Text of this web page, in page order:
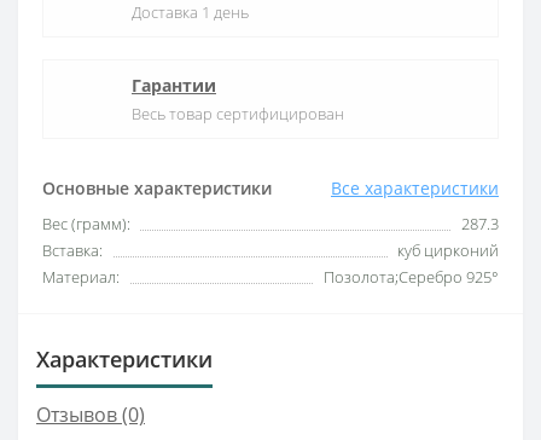
Основные характеристики Все характеристики
Вес (грамм):
287.3
Вставка:
куб цирконий
Материал:
Позолота;Серебро 925°
Доставка 1 день
Гарантии
Весь товар сертифицирован
Характеристики
Отзывов (0)